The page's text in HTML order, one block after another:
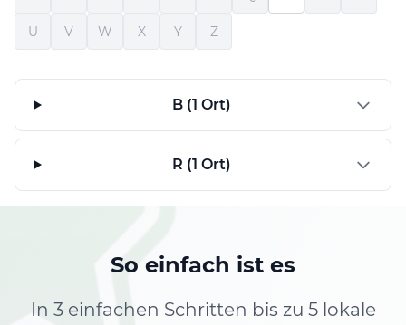
U V W X Y Z
B (1 Ort)
R (1 Ort)
So einfach ist es
In 3 einfachen Schritten bis zu 5 lokale